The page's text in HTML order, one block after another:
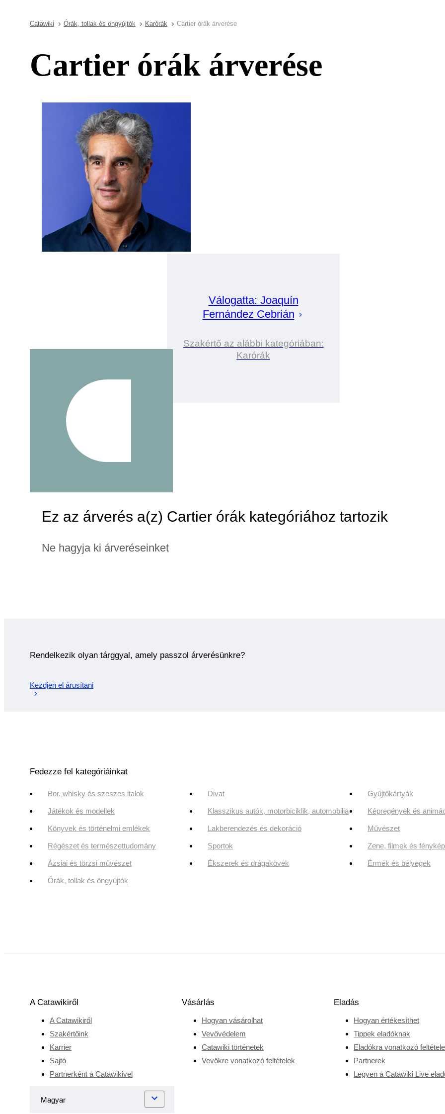
Catawiki Órák, tollak és öngyújtók Karórák Cartier órák árverése
Cartier órák árverése
Válogatta: Joaquín
Fernández Cebrián
Szakértő az alábbi kategóriában:
Karórák
Ez az árverés a(z) Cartier órák kategóriához tartozik
Ne hagyja ki árveréseinket
Rendelkezik olyan tárggyal, amely passzol árverésünkre?
Kezdjen el árusítani
Fedezze fel kategóriáinkat
Bor, whisky és szeszes italok Divat Gyűjtőkártyák
Játékok és modellek Klasszikus autók, motorbiciklik, automobilia Képregények és
Könyvek és történelmi emlékek Lakberendezés és dekoráció Művészet
Régészet és természettudomány Sportok Zene, filmek és
Ázsiai és törzsi művészet Ékszerek és drágakövek Érmék és bélyegek
Órák, tollak és öngyújtók
A Catawikiről
A Catawikiről
Szakértőink
Karrier
Sajtó
Partnerként a Catawikivel
Vásárlás
Hogyan vásárolhat
Vevővédelem
Catawiki történetek
Vevőkre vonatkozó feltételek
Eladás
Hogyan értékesíthet
Tippek eladóknak
Eladókra vonatkozó
Partnerek
Legyen a Catawiki Live